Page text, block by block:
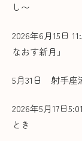
し〜
2026年6月15日
なおす新月」
5月31日 射手座
2026年5月17日
とき